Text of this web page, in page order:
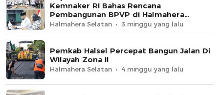
Kemnaker RI Bahas Rencana
Pembangunan BPVP di Halmahera
Selatan
Halmahera Selatan 3 minggu yang lalu
Pemkab Halsel Percepat Bangun Jalan Di
Wilayah Zona II
Halmahera Selatan 4 minggu yang lalu